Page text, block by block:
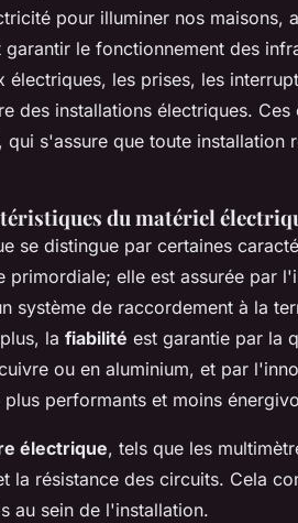
pour illuminer nos maisons,
le fonctionnement des
électriques, les prises, les
des installations électriques.
qui s'assure que toute
du matériel
se distingue par certaines
primordiale; elle est assurée par
système de raccordement à la
la fiabilité est garantie par la
ou en aluminium, et par
performants et moins
électrique, tels que les
la résistance des circuits. Cela
au sein de l'installation.